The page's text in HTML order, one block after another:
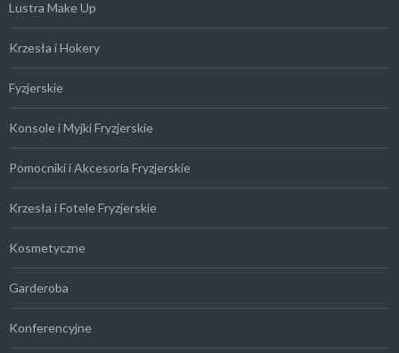
Lustra Make Up
Krzesła i Hokery
Fyzjerskie
Konsole i Myjki Fryzjerskie
Pomocniki i Akcesoria Fryzjerskie
Krzesła i Fotele Fryzjerskie
Kosmetyczne
Garderoba
Konferencyjne